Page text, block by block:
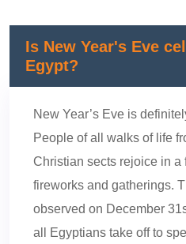
Is New Year's Eve
Egypt?
New Year’s Eve is
People of all walks of life
Christian sects rejoice in a
fireworks and gatherings.
observed on December
all Egyptians take off to